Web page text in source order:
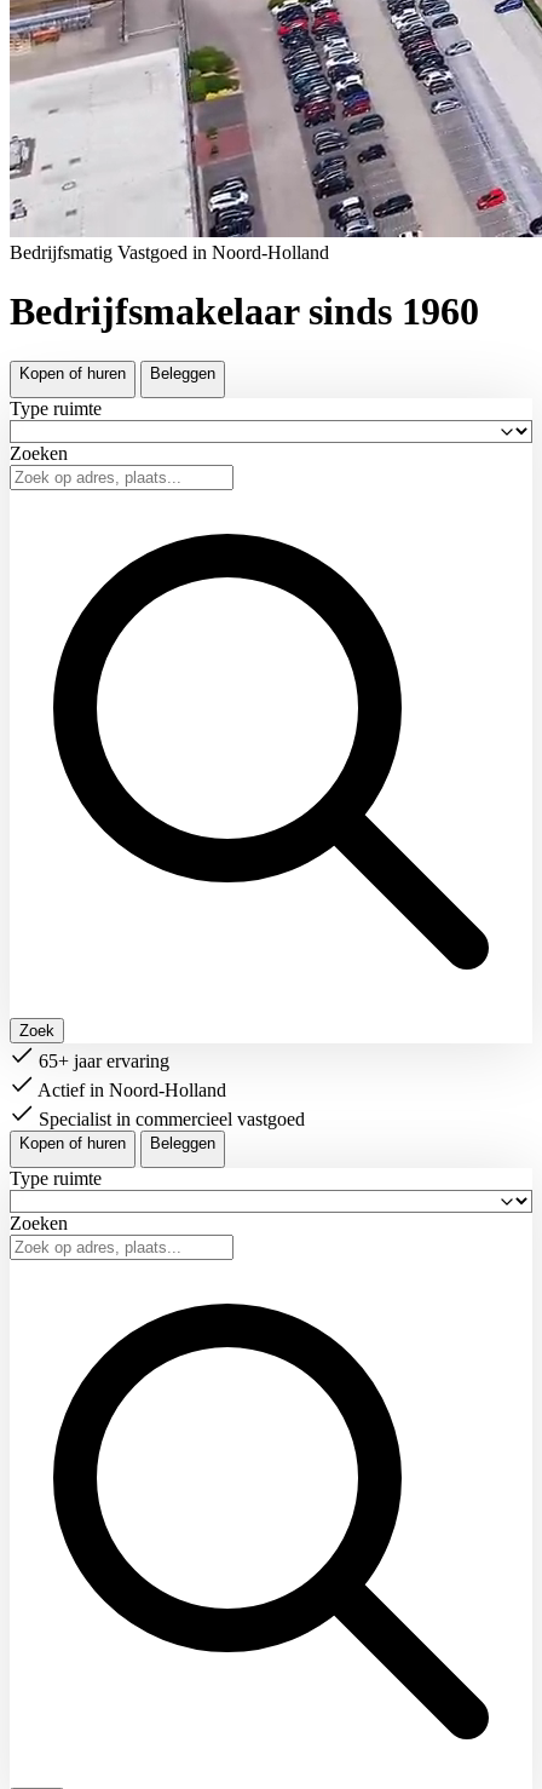
Bedrijfsmatig Vastgoed in Noord-Holland
Bedrijfsmakelaar sinds 1960
Kopen of huren Beleggen
Type ruimte
Zoeken
Zoek
65+ jaar ervaring
Actief in Noord-Holland
Specialist in commercieel vastgoed
Kopen of huren Beleggen
Type ruimte
Zoeken